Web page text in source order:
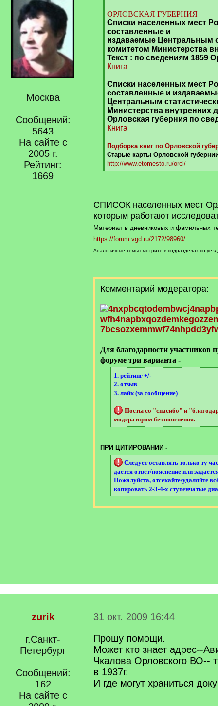
Москва
Сообщений:
5643
На сайте с
2005 г.
Рейтинг:
1669
ОРЛОВСКАЯ ГУБЕРНИЯ
Списки населенных мест
составленные и
издаваемые Центральным
комитетом Министерства
Текст : по сведениям 1859
Книга
Списки населенных мест
составленные и
Центральным
Министерства внутренних
Орловская губерния по
Книга
Подборка книг по Орловской
Старые карты Орловской
http://www.etomesto.ru/orel/
[
СПИСОК населенных мест
которым работают
Материал в дневниковых и фамильных
https://forum.vgd.ru/2172/98960/
Аналогичные темы смотрите в подразделах по
Комментарий модератора:
Для благодарности участников
форуме три варианта -
[
q
]
1. рейтинг +/-
2. отзыв
3. лайк (за сообщение)
Посты со "спасибо" и
модератором без пояснения.
[
q
]
ПРИ ЦИТИРОВАНИИ -
[
q
]
Следует оставлять только ту
дается ответ/пояснение или
Пожалуйста, отсекайте/удаляйте
копировать 2-3-4-х ступенчатые
[
/
zurik
г.Санкт-
Петербург
Сообщений:
162
На сайте с
31 окт. 2009 16:44
Прошу помощи.
Может кто знает адрес--
Чкалова Орловского ВО--
в 1937г.
И где могут храниться